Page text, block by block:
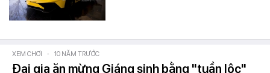
XEM CHƠI - 10 NĂM TRƯỚC
Đại gia ăn mừng Giáng sinh bằng "tuần lộc"